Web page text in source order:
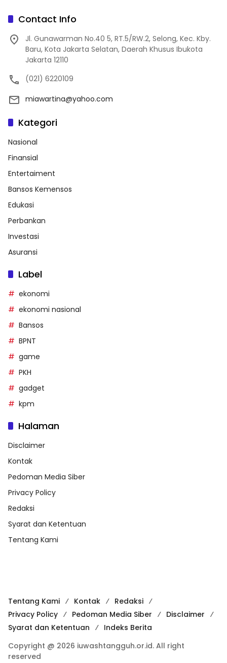
Contact Info
Jl. Gunawarman No.40 5, RT.5/RW.2, Selong, Kec. Kby.
Baru, Kota Jakarta Selatan, Daerah Khusus Ibukota
Jakarta 12110
(021) 6220109
miawartina@yahoo.com
Kategori
Nasional
Finansial
Entertaiment
Bansos Kemensos
Edukasi
Perbankan
Investasi
Asuransi
Label
ekonomi
ekonomi nasional
Bansos
BPNT
game
PKH
gadget
kpm
Halaman
Disclaimer
Kontak
Pedoman Media Siber
Privacy Policy
Redaksi
Syarat dan Ketentuan
Tentang Kami
Tentang Kami Kontak
Redaksi
Privacy Policy
Pedoman Media Siber
Disclaimer
Syarat dan Ketentuan
Indeks Berita
Copyright @ 2026 iuwashtangguh.or.id. All right
reserved